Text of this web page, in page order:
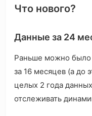
Что нового?
Данные за 24
Раньше можно было
за 16 месяцев (а до
целых 2 года
отслеживать